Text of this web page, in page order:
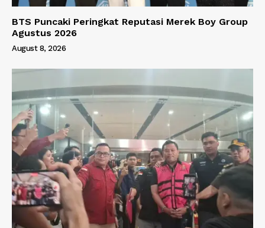
BTS Puncaki Peringkat Reputasi Merek Boy Group
Agustus 2026
August 8, 2026